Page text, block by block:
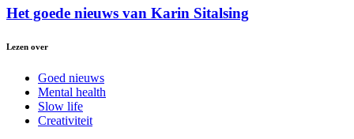
Het goede nieuws van Karin Sitalsing
Lezen over
Goed nieuws
Mental health
Slow life
Creativiteit